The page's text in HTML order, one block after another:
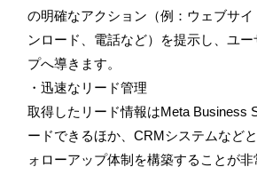
の明確なアクション（例：ウェブサ
ンロード、電話など）を提示し、ユ
プへ導きます。
・迅速なリード管理
取得したリード情報はMeta Business
ードできるほか、CRMシステムなど
ォローアップ体制を構築することが非